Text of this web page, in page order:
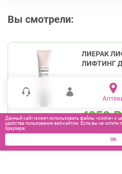
Вы смотрели:
ЛИЕРАК
ЛИФТИНГ
4950₽
Данный сайт может использовать файлы «cookie» с
удобства пользования веб-сайтом. Если вы не
браузера.
ОК